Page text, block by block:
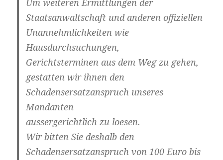
Um weiteren Ermittlungen der
Staatsanwaltschaft und anderen offiziellen
Unannehmlichkeiten wie
Hausdurchsuchungen,
Gerichtsterminen aus dem Weg zu gehen,
gestatten wir ihnen den
Schadensersatzanspruch unseres
Mandanten
aussergerichtlich zu loesen.
Wir bitten Sie deshalb den
Schadensersatzanspruch von 100 Euro bis